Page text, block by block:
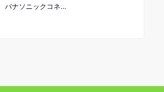
パナソニックコネ...